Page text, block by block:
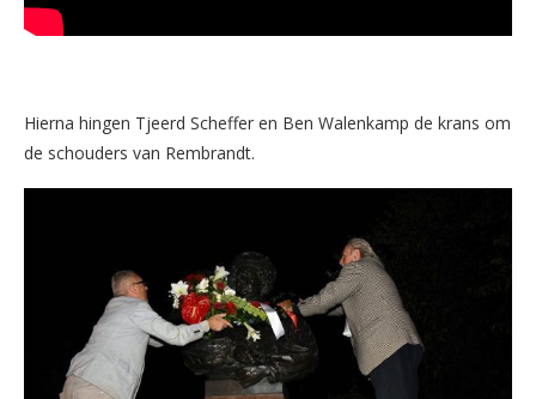
Hierna hingen Tjeerd Scheffer en Ben Walenkamp de krans om
de schouders van Rembrandt.